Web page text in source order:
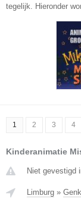
tegelijk. Hieronder
1 2 3 4
Kinderanimatie
Niet gevestigd
Limburg » Genk